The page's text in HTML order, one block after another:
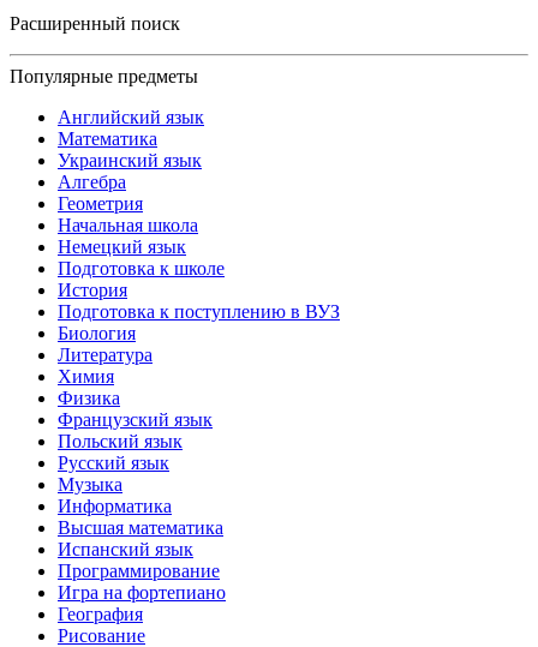
Расширенный поиск
Популярные предметы
Английский язык
Математика
Украинский язык
Алгебра
Геометрия
Начальная школа
Немецкий язык
Подготовка к школе
История
Подготовка к поступлению в ВУЗ
Биология
Литература
Химия
Физика
Французский язык
Польский язык
Русский язык
Музыка
Информатика
Высшая математика
Испанский язык
Программирование
Игра на фортепиано
География
Рисование